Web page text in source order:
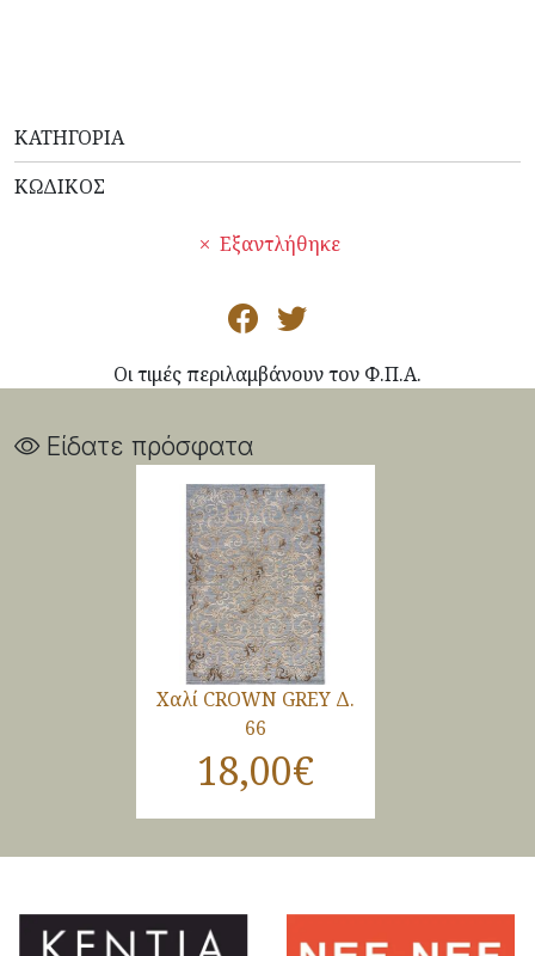
ΚΑΤΗΓΟΡΊΑ
ΚΩΔΙΚΌΣ
Εξαντλήθηκε
Οι τιμές περιλαμβάνουν τον Φ.Π.Α.
Είδατε πρόσφατα
Χαλί CROWN GREY Δ.
66
18,00€